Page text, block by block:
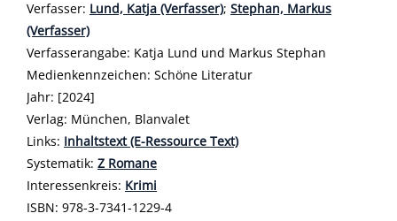
Verfasser: Suche nach diesem Verfasser
Lund, Katja (Verfasser); Stephan, Markus
(Verfasser)
Verfasserangabe: Katja Lund und Markus Stephan
Medienkennzeichen: Schöne Literatur
Jahr: [2024]
Verlag: München, Blanvalet
opens in new tab
Links: Diesen Link in neuem Tab öffnen
Inhaltstext (E-Ressource Text)
Systematik: Suche nach dieser Systematik
Z Romane
Interessenkreis: Suche nach diesem Interessenskreis
Krimi
ISBN: 978-3-7341-1229-4